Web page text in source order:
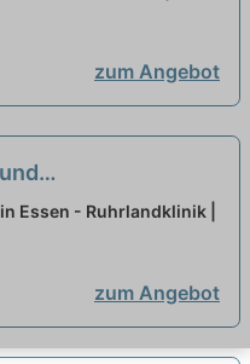
(m/w/d) für unsere
zum Angebot
oder
w/d) für den
des Teams! neu
Essen - Ruhrlandklinik |
zum Angebot